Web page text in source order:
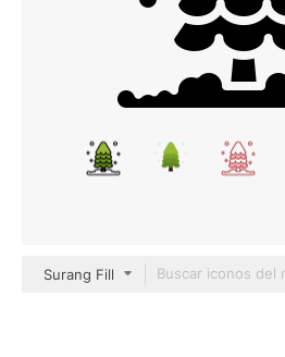
Surang Fill